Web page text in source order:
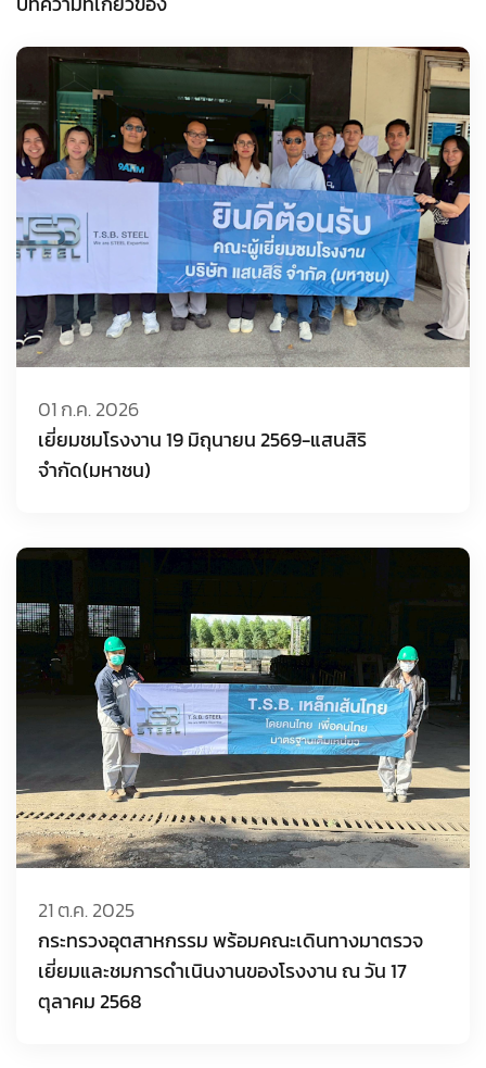
01 ก.ค. 2026
เยี่ยมชมโรงงาน 19 มิถุนายน 2569-แสนสิริ
จำกัด(มหาชน)
21 ต.ค. 2025
กระทรวงอุตสาหกรรม พร้อมคณะเดินทางมาตรวจ
เยี่ยมและชมการดำเนินงานของโรงงาน ณ วัน 17
ตุลาคม 2568